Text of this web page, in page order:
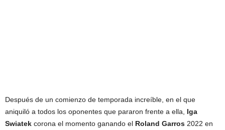
Después de un comienzo de temporada increíble, en el que
aniquiló a todos los oponentes que pararon frente a ella, Iga
Swiatek corona el momento ganando el Roland Garros 2022 en